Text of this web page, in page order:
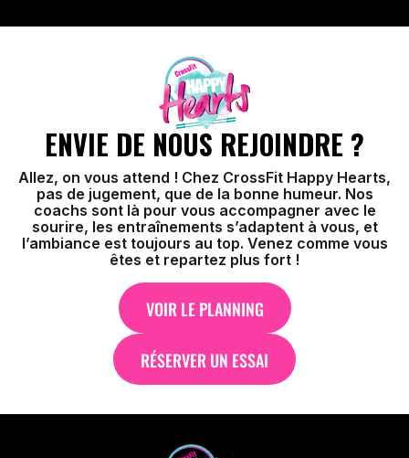
ENVIE DE NOUS REJOINDRE ?
Allez, on vous attend ! Chez CrossFit Happy Hearts,
pas de jugement, que de la bonne humeur. Nos
coachs sont là pour vous accompagner avec le
sourire, les entraînements s’adaptent à vous, et
l’ambiance est toujours au top. Venez comme vous
êtes et repartez plus fort !
VOIR LE PLANNING
RÉSERVER UN ESSAI